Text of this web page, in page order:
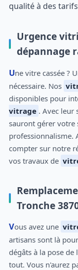
qualité à des
Urgence
dépannage
Une vitre cassée ?
nécessaire. Nos
disponibles pour
vitrage . Avec leur
sauront gérer votre
professionnalisme.
compter sur notre
vos travaux de
Tronche
Vous avez une
artisans sont là
dégâts à la pose
tout. Vous n'aurez